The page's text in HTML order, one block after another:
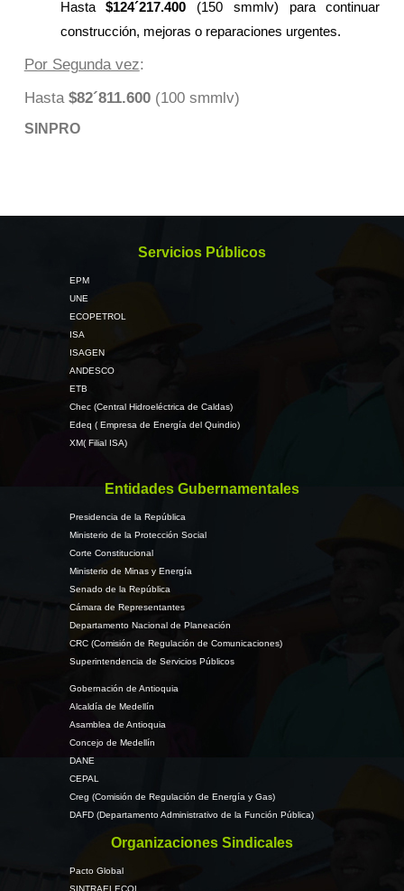
Hasta$124´217.400 (150 smmlv) para continuar
construcción, mejoras o reparaciones urgentes.
Por Segunda vez:
Hasta $82´811.600(100 smmlv)
SINPRO
Servicios Públicos
EPM
UNE
ECOPETROL
ISA
ISAGEN
ANDESCO
ETB
Chec (Central Hidroeléctrica de Caldas)
Edeq ( Empresa de Energía del Quindio)
XM( Filial ISA)
Entidades Gubernamentales
Presidencia de la República
Ministerio de la Protección Social
Corte Constitucional
Ministerio de Minas y Energía
Senado de la República
Cámara de Representantes
Departamento Nacional de Planeación
CRC (Comisión de Regulación de Comunicaciones)
Superintendencia de Servicios Públicos
Gobernación de Antioquia
Alcaldía de Medellín
Asamblea de Antioquia
Concejo de Medellín
DANE
CEPAL
Creg (Comisión de Regulación de Energía y Gas)
DAFD (Departamento Administrativo de la Función Pública)
Organizaciones Sindicales
Pacto Global
SINTRAELECOL